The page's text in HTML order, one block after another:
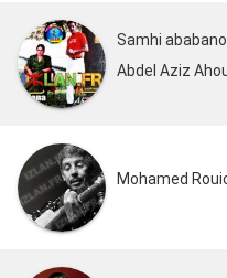
Samhi ababano